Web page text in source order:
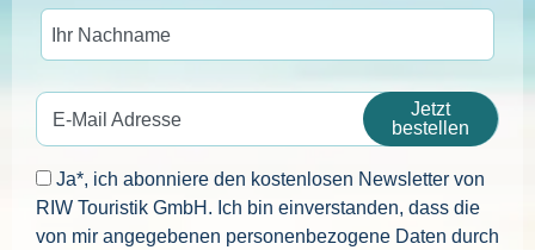
Ihr Nachname
E-Mail Adresse
Jetzt
bestellen
Ja*, ich abonniere den kostenlosen Newsletter von
RIW Touristik GmbH. Ich bin einverstanden, dass die
von mir angegebenen personenbezogene Daten durch